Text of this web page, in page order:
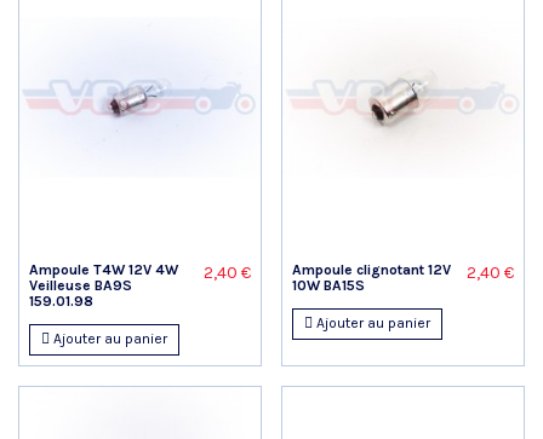
Ampoule T4W 12V 4W
Veilleuse BA9S
159.01.98
2,40 €
Ajouter au panier
Ampoule clignotant 12V
10W BA15S
2,40 €
Ajouter au panier